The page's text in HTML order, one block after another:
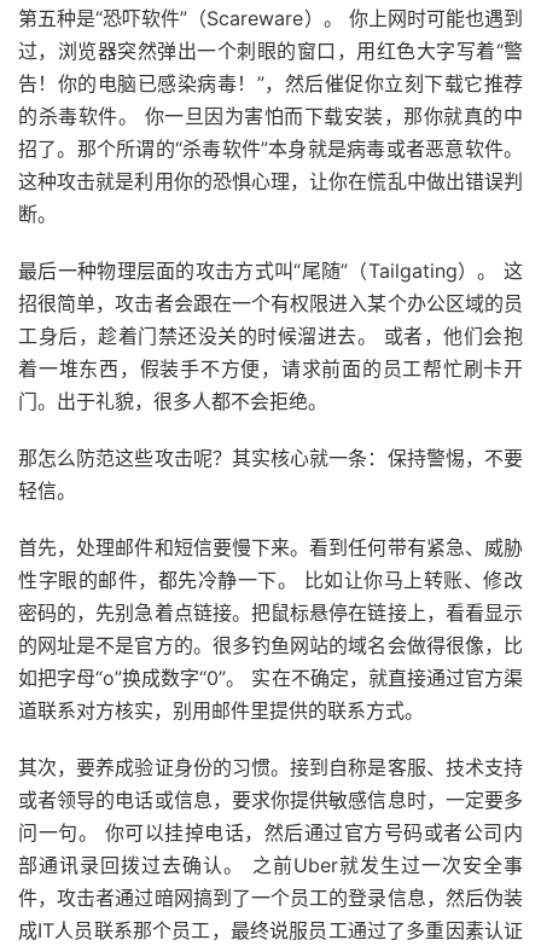
第五种是“恐吓软件”（Scareware）。 你上网时可能也遇到
过，浏览器突然弹出一个刺眼的窗口，用红色大字写着“警
告！你的电脑已感染病毒！”，然后催促你立刻下载它推荐
的杀毒软件。 你一旦因为害怕而下载安装，那你就真的中
招了。那个所谓的“杀毒软件”本身就是病毒或者恶意软件。
这种攻击就是利用你的恐惧心理，让你在慌乱中做出错误判
断。
最后一种物理层面的攻击方式叫“尾随”（Tailgating）。 这
招很简单，攻击者会跟在一个有权限进入某个办公区域的员
工身后，趁着门禁还没关的时候溜进去。 或者，他们会抱
着一堆东西，假装手不方便，请求前面的员工帮忙刷卡开
门。出于礼貌，很多人都不会拒绝。
那怎么防范这些攻击呢？其实核心就一条：保持警惕，不要
轻信。
首先，处理邮件和短信要慢下来。看到任何带有紧急、威胁
性字眼的邮件，都先冷静一下。 比如让你马上转账、修改
密码的，先别急着点链接。把鼠标悬停在链接上，看看显示
的网址是不是官方的。很多钓鱼网站的域名会做得很像，比
如把字母“o”换成数字“0”。 实在不确定，就直接通过官方渠
道联系对方核实，别用邮件里提供的联系方式。
其次，要养成验证身份的习惯。接到自称是客服、技术支持
或者领导的电话或信息，要求你提供敏感信息时，一定要多
问一句。 你可以挂掉电话，然后通过官方号码或者公司内
部通讯录回拨过去确认。 之前Uber就发生过一次安全事
件，攻击者通过暗网搞到了一个员工的登录信息，然后伪装
成IT人员联系那个员工，最终说服员工通过了多重因素认证